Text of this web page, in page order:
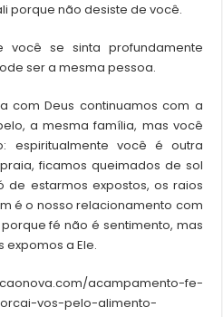
porque não desiste de você.
você se sinta profundamente
ser a mesma pessoa.
com Deus continuamos com a
a mesma família, mas você
espiritualmente você é outra
ficamos queimados de sol
de estarmos expostos, os raios
é o nosso relacionamento com
fé não é sentimento, mas
expomos a Ele.
acampamento-fe-
vos-pelo-alimento-